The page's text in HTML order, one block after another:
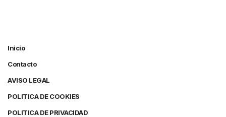
Inicio
Contacto
AVISO LEGAL
POLITICA DE COOKIES
POLITICA DE PRIVACIDAD